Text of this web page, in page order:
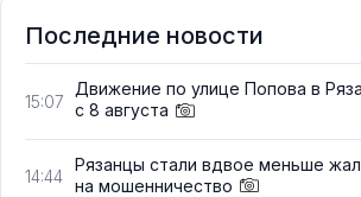
Последние новости
15:07
Движение по улице Попова в
с 8 августа
14:44
Рязанцы стали вдвое меньше
на мошенничество